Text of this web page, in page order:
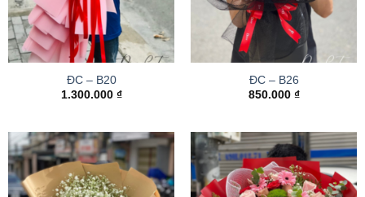
ĐC – B20
1.300.000 ₫
ĐC – B26
850.000 ₫